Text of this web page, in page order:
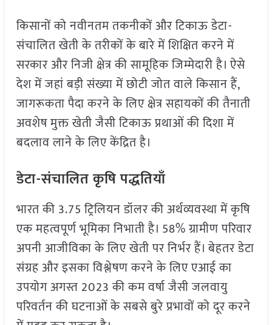
किसानों को नवीनतम तकनीकों और टिकाऊ डेटा-
संचालित खेती के तरीकों के बारे में शिक्षित करने में
सरकार और निजी क्षेत्र की सामूहिक जिम्मेदारी है। ऐसे
देश में जहां बड़ी संख्या में छोटी जोत वाले किसान हैं,
जागरूकता पैदा करने के लिए क्षेत्र सहायकों की तैनाती
अवशेष मुक्त खेती जैसी टिकाऊ प्रथाओं की दिशा में
बदलाव लाने के लिए केंद्रित है।
डेटा-संचालित कृषि पद्धतियाँ
भारत की 3.75 ट्रिलियन डॉलर की अर्थव्यवस्था में कृषि
एक महत्वपूर्ण भूमिका निभाती है। 58% ग्रामीण परिवार
अपनी आजीविका के लिए खेती पर निर्भर हैं। बेहतर डेटा
संग्रह और इसका विश्लेषण करने के लिए एआई का
उपयोग अगस्त 2023 की कम वर्षा जैसी जलवायु
परिवर्तन की घटनाओं के सबसे बुरे प्रभावों को दूर करने